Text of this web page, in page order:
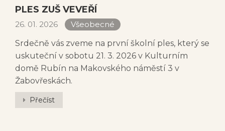
PLES ZUŠ VEVEŘÍ
26. 01. 2026
Všeobecné
Srdečně vás zveme na první školní ples, který se
uskuteční v sobotu 21. 3. 2026 v Kulturním
domě Rubín na Makovského náměstí 3 v
Žabovřeskách.
Přečíst